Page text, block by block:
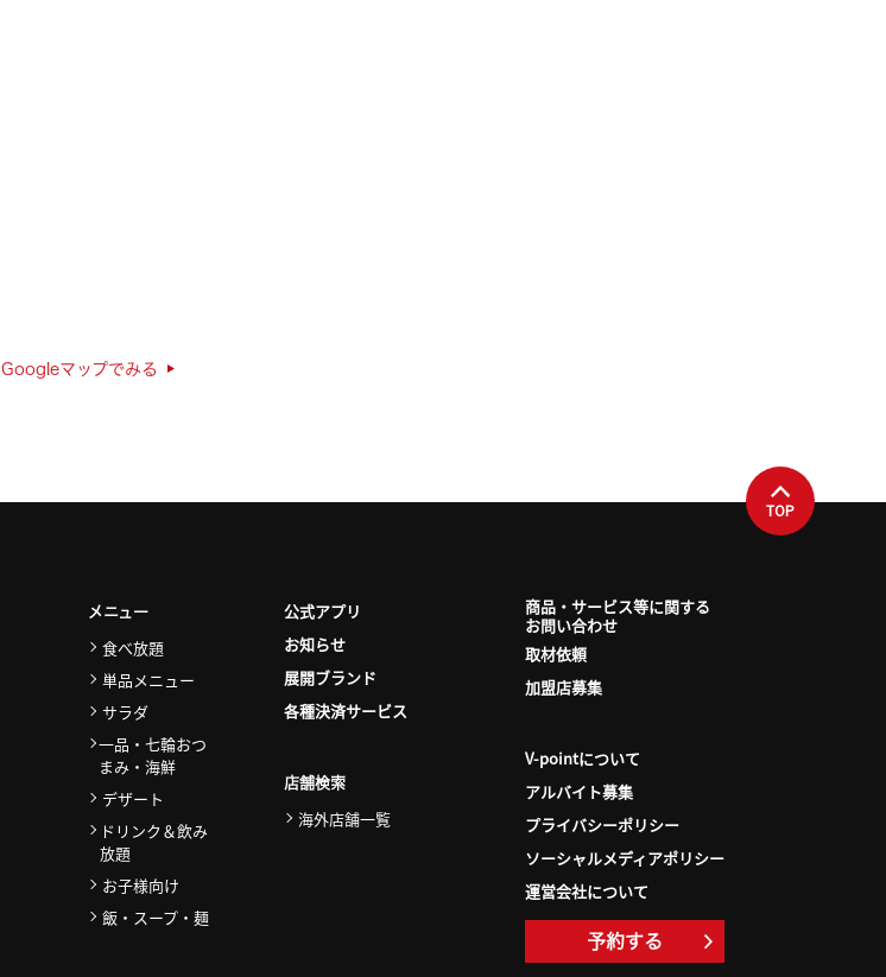
Googleマップでみる
TOP
メニュー
食べ放題
単品メニュー
サラダ
一品・七輪おつ
まみ・海鮮
デザート
ドリンク＆飲み
放題
お子様向け
飯・スープ・麺
公式アプリ
お知らせ
展開ブランド
各種決済サービス
店舗検索
海外店舗一覧
商品・サービス等に関する
お問い合わせ
取材依頼
加盟店募集
V-pointについて
アルバイト募集
プライバシーポリシー
ソーシャルメディアポリシー
運営会社について
予約する